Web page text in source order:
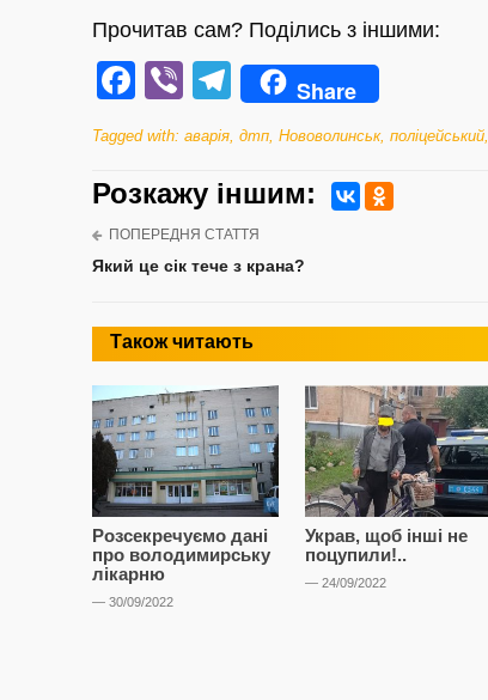
Прочитав сам? Поділись з іншими:
Facebook
ViberTelegram
Share
Tagged with: аварія, дтп, Нововолинськ, поліцейський,
Розкажу iншим:
ПОПЕРЕДНЯ СТАТТЯ
Який це сік тече з крана?
Також читають
Розсекречуємо дані
про володимирську
лікарню
— 30/09/2022
Украв, щоб інші не
поцупили!..
— 24/09/2022